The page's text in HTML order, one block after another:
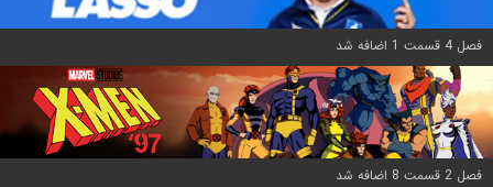
فصل 4 قسمت 1 اضافه شد
فصل 2 قسمت 8 اضافه شد